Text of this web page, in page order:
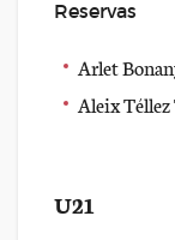
Reservas
Arlet
Aleix Téllez
U21